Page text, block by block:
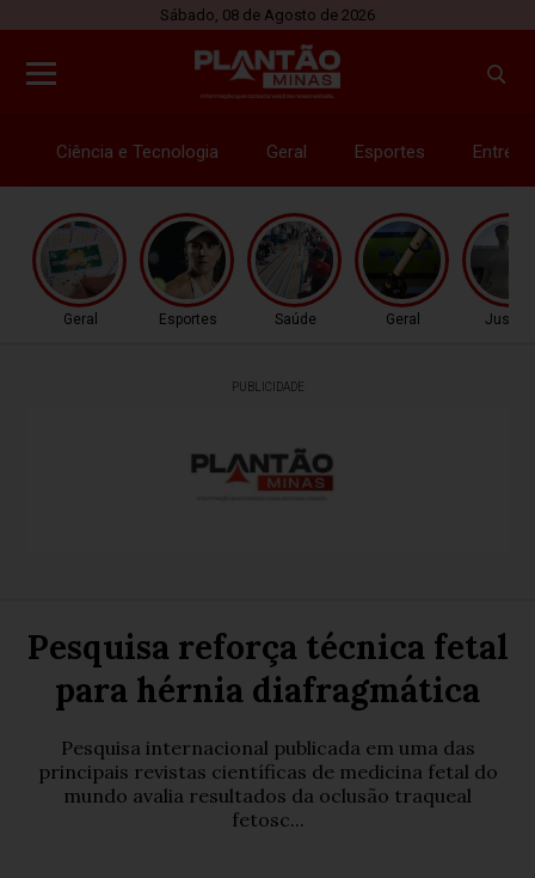
Sábado, 08 de Agosto de 2026
Ciência e Tecnologia Geral Esportes
Geral Esportes Saúde Geral Justiça
PUBLICIDADE
Pesquisa reforça técnica fetal
para hérnia diafragmática
Pesquisa internacional publicada em uma das
principais revistas científicas de medicina fetal do
mundo avalia resultados da oclusão traqueal
fetosc...